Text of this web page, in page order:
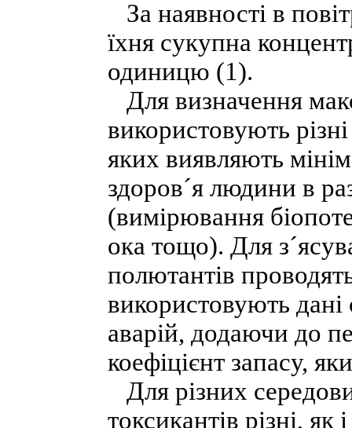
За наявності в
їхня сукупна
одиницю (1).
Для визначення
використовують
яких виявляють
здоров´я людини в
(вимірювання
ока тощо). Для
полютантів
використовують дані
аварій, додаючи до
коефіцієнт запасу,
Для різних
токсикантів різні, як